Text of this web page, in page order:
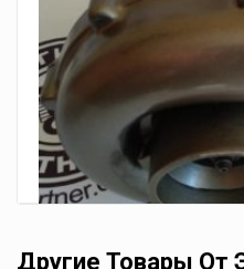
Другие Товары От